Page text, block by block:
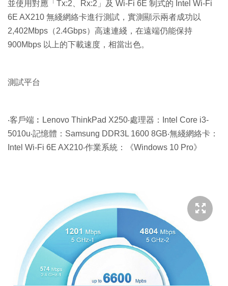
並使用對應「Tx:2、Rx:2」及 Wi-Fi 6E 制式的 Intel Wi-Fi
6E AX210 無綫網絡卡進行測試，實測顯示兩者成功以
2,402Mbps（2.4Gbps）高速連綫，在遠端仍能保持
900Mbps 以上的下載速度，相當出色。
測試平台
‧客戶端︰Lenovo ThinkPad X250‧處理器：Intel Core i3-
5010u‧記憶體：Samsung DDR3L 1600 8GB‧無綫網絡卡：
Intel Wi-Fi 6E AX210‧作業系統：《Windows 10 Pro》